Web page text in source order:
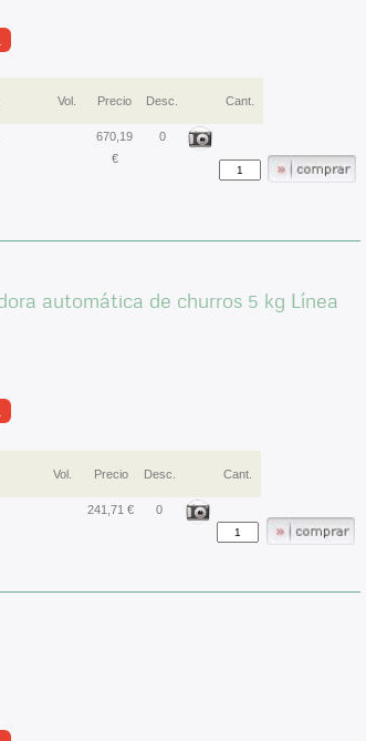
Vol. Precio Desc. Cant.
670,19
€
0
automática de churros 5 kg Línea
Vol. Precio Desc. Cant.
241,71 € 0